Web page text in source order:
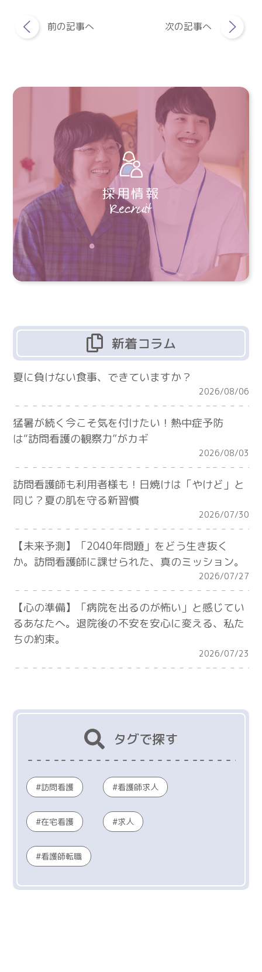
前の記事へ 次の記事へ
採用情報
新着コラム
夏に負けない食事、できていますか？
2026/08/06
猛暑が続く今こそ気を付けたい！熱中症予防
は“訪問看護の観察力”がカギ
2026/08/03
訪問看護師も利用者様も！日焼けは「やけど」と
同じ？夏の肌を守る新習慣
2026/07/30
【未来予測】「2040年問題」をどう生き抜く
か。訪問看護師に課せられた、真のミッション。
2026/07/27
【心の準備】「病院を出るのが怖い」と感じてい
るあなたへ。退院後の不安を安心に変える、私た
ちの約束。
2026/07/23
タグで探す
訪問看護 看護師求人
在宅看護 求人
看護師転職